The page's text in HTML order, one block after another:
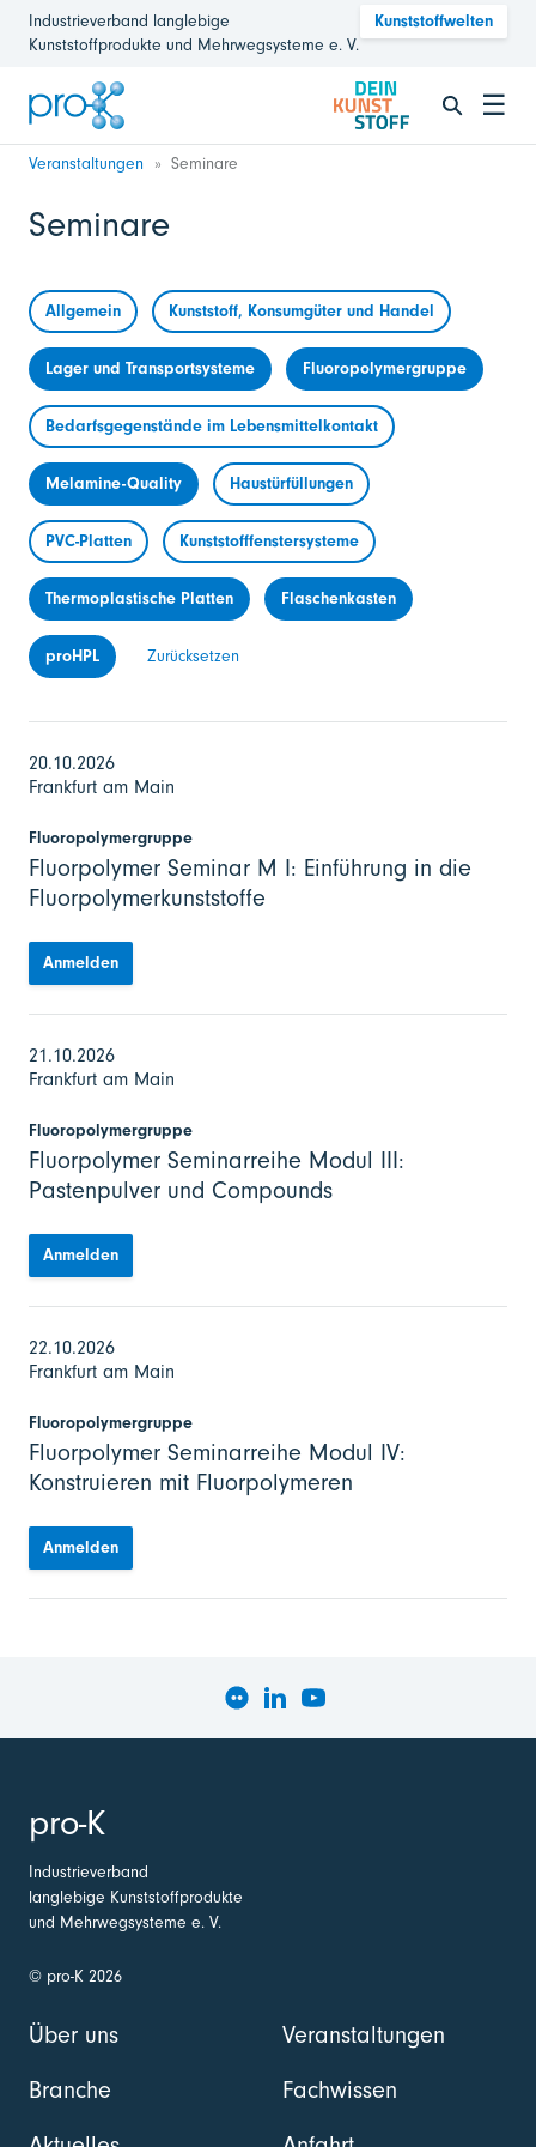
Industrieverband langlebige
Kunststoffprodukte und Mehrwegsysteme e. V.
Kunststoffwelten
☰
Veranstaltungen Seminare
Seminare
Allgemein Kunststoff, Konsumgüter und Handel
Lager und Transportsysteme Fluoropolymergruppe
Bedarfsgegenstände im Lebensmittelkontakt
Melamine-Quality Haustürfüllungen
PVC-Platten Kunststofffenstersysteme
Thermoplastische Platten Flaschenkasten
proHPL Zurücksetzen
20.10.2026
Frankfurt am Main
Fluoropolymergruppe
Fluorpolymer Seminar M I: Einführung in die
Fluorpolymerkunststoffe
Anmelden
21.10.2026
Frankfurt am Main
Fluoropolymergruppe
Fluorpolymer Seminarreihe Modul III:
Pastenpulver und Compounds
Anmelden
22.10.2026
Frankfurt am Main
Fluoropolymergruppe
Fluorpolymer Seminarreihe Modul IV:
Konstruieren mit Fluorpolymeren
Anmelden
pro-K
Industrieverband
langlebige Kunststoffprodukte
und Mehrwegsysteme e. V.
© pro-K 2026
Über uns
Branche
Veranstaltungen
Fachwissen